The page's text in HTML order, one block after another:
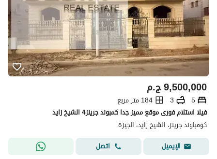
ج.م9,500,000
5
3
184 متر مربع
فيلا استلام فورى موقع مميز جدا كمبوند جرينز4 الشيخ زايد
كومباوند جرينز، الشيخ زايد، الجيزة
الإيميل
اتصل